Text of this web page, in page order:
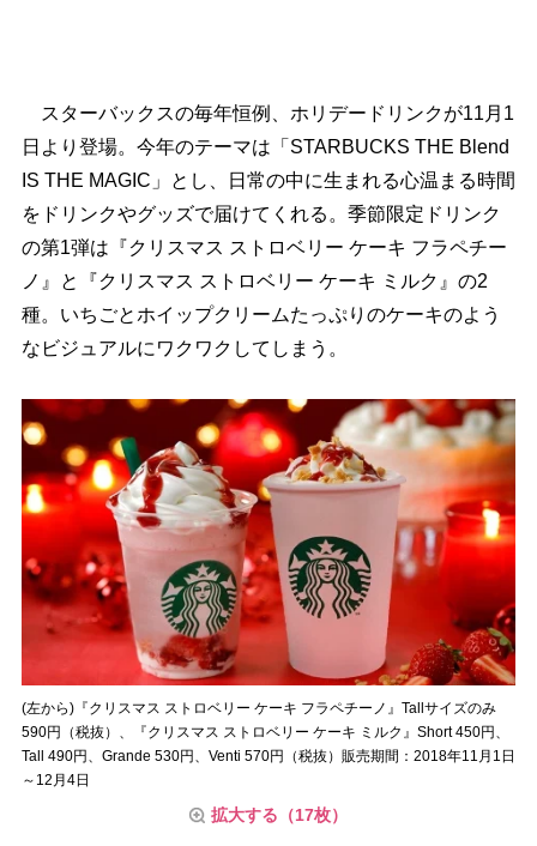
スターバックスの毎年恒例、ホリデードリンクが11月1
日より登場。今年のテーマは「STARBUCKS THE Blend
IS THE MAGIC」とし、日常の中に生まれる心温まる時間
をドリンクやグッズで届けてくれる。季節限定ドリンク
の第1弾は『クリスマス ストロベリー ケーキ フラペチー
ノ』と『クリスマス ストロベリー ケーキ ミルク』の2
種。いちごとホイップクリームたっぷりのケーキのよう
なビジュアルにワクワクしてしまう。
(左から)『クリスマス ストロベリー ケーキ フラペチーノ』Tallサイズのみ
590円（税抜）、『クリスマス ストロベリー ケーキ ミルク』Short 450円、
Tall 490円、Grande 530円、Venti 570円（税抜）販売期間：2018年11月1日
～12月4日
拡大する（17枚）